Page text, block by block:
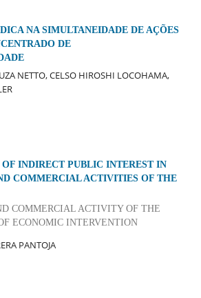
NA SIMULTANEIDADE DE AÇÕES
DE
NETTO, CELSO HIROSHI LOCOHAMA,
INDIRECT PUBLIC INTEREST IN
COMMERCIAL ACTIVITIES OF THE
COMMERCIAL ACTIVITY OF THE
ECONOMIC INTERVENTION
PANTOJA